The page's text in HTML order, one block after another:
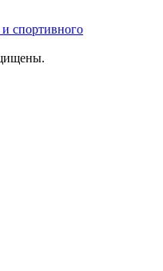
и спортивного